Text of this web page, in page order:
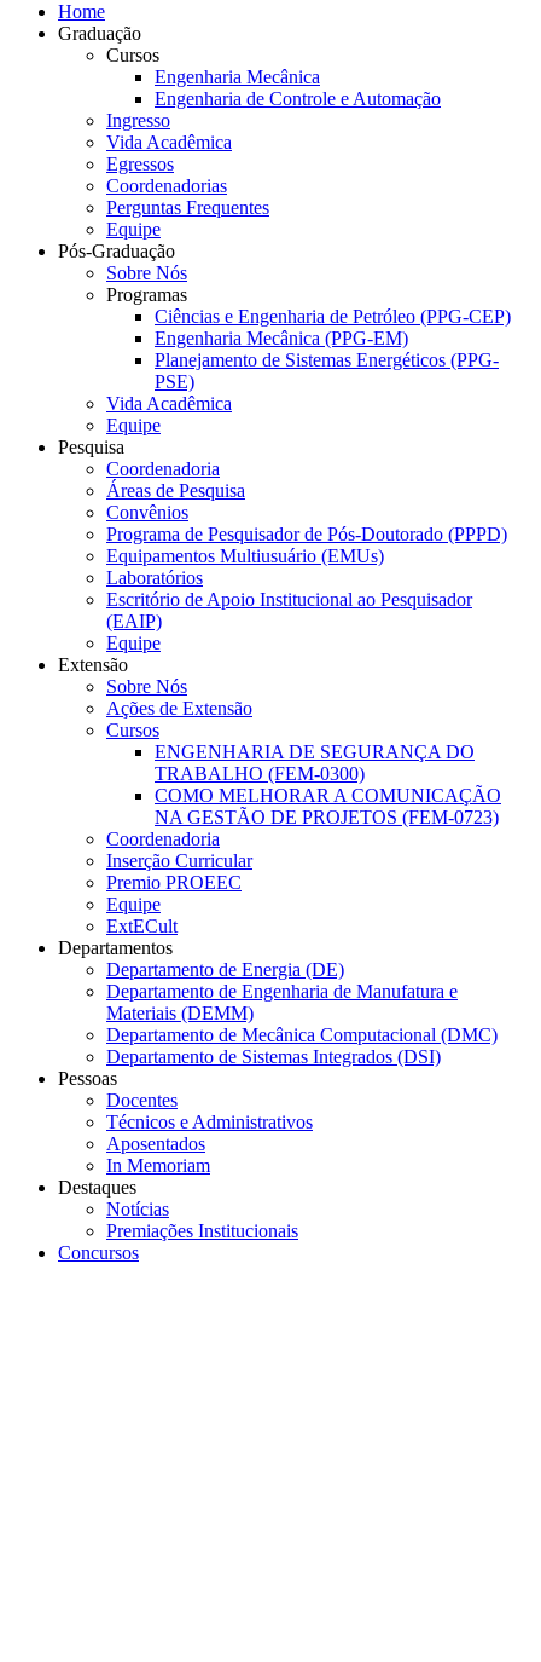
Home
Graduação
Cursos
Engenharia Mecânica
Engenharia de Controle e Automação
Ingresso
Vida Acadêmica
Egressos
Coordenadorias
Perguntas Frequentes
Equipe
Pós-Graduação
Sobre Nós
Programas
Ciências e Engenharia de Petróleo (PPG-CEP)
Engenharia Mecânica (PPG-EM)
Planejamento de Sistemas Energéticos (PPG-
PSE)
Vida Acadêmica
Equipe
Pesquisa
Coordenadoria
Áreas de Pesquisa
Convênios
Programa de Pesquisador de Pós-Doutorado (PPPD)
Equipamentos Multiusuário (EMUs)
Laboratórios
Escritório de Apoio Institucional ao Pesquisador
(EAIP)
Equipe
Extensão
Sobre Nós
Ações de Extensão
Cursos
ENGENHARIA DE SEGURANÇA DO
TRABALHO (FEM-0300)
COMO MELHORAR A COMUNICAÇÃO
NA GESTÃO DE PROJETOS (FEM-0723)
Coordenadoria
Inserção Curricular
Premio PROEEC
Equipe
ExtECult
Departamentos
Departamento de Energia (DE)
Departamento de Engenharia de Manufatura e
Materiais (DEMM)
Departamento de Mecânica Computacional (DMC)
Departamento de Sistemas Integrados (DSI)
Pessoas
Docentes
Técnicos e Administrativos
Aposentados
In Memoriam
Destaques
Notícias
Premiações Institucionais
Concursos